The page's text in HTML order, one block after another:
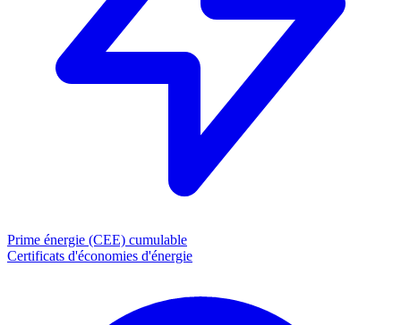
Prime énergie (CEE) cumulable
Certificats d'économies d'énergie